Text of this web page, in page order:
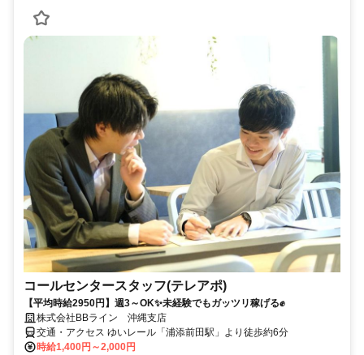
コールセンタースタッフ(テレアポ)
【平均時給2950円】週3～OK✨未経験でもガッツリ稼げる✊
株式会社BBライン 沖縄支店
交通・アクセス ゆいレール「浦添前田駅」より徒歩約6分
時給1,400円～2,000円